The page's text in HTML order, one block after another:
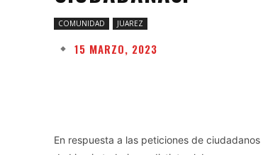
COMUNIDAD JUAREZ
15 MARZO, 2023
En respuesta a las peticiones de